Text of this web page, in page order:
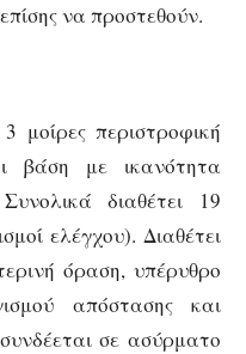
να προστεθούν.
μοίρες περιστροφική
βάση με ικανότητα
διαθέτει 19
ελέγχου). Διαθέτει
όραση, υπέρυθρο
απόστασης και
σε ασύρματο